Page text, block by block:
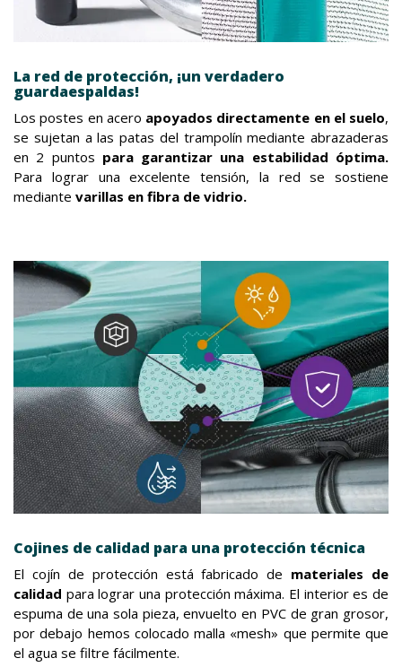
La red de protección, ¡un verdadero
guardaespaldas!
Los postes en acero apoyados directamente en el suelo,
se sujetan a las patas del trampolín mediante abrazaderas
en 2 puntos para garantizar una estabilidad óptima.
Para lograr una excelente tensión, la red se sostiene
mediante varillas en fibra de vidrio.
Cojines de calidad para una protección técnica
El cojín de protección está fabricado de materiales de
calidad para lograr una protección máxima. El interior es de
espuma de una sola pieza, envuelto en PVC de gran grosor,
por debajo hemos colocado malla «mesh» que permite que
el agua se filtre fácilmente.